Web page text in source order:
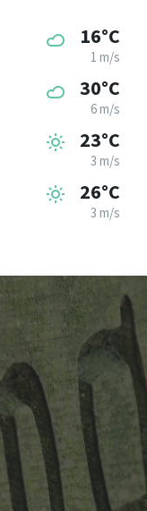
16°C
1 m/s
30°C
6 m/s
23°C
3 m/s
26°C
3 m/s